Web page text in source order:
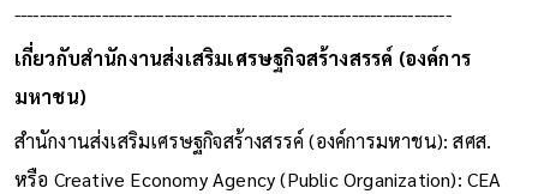
----------------------------------------------------------------------
เกี่ยวกับสำนักงานส่งเสริมเศรษฐกิจสร้างสรรค์ (องค์การ
มหาชน)
สำนักงานส่งเสริมเศรษฐกิจสร้างสรรค์ (องค์การมหาชน): สศส.
หรือ Creative Economy Agency (Public Organization):CEA